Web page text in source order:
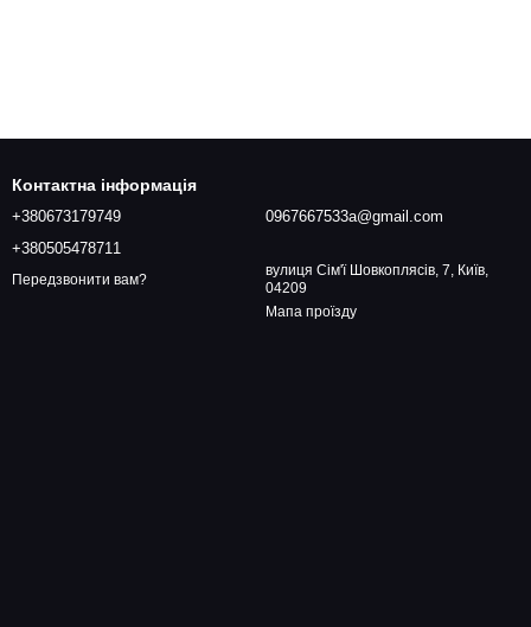
Контактна інформація
+380673179749
+380505478711
Передзвонити вам?
0967667533a@gmail.com
вулиця Сім'ї Шовкоплясів, 7, Київ,
04209
Мапа проїзду